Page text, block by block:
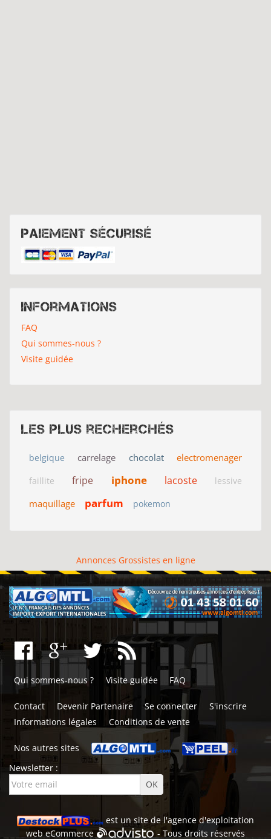
Paiement sécurisé
Informations
FAQ
Qui sommes-nous ?
Visite guidée
Les plus recherchés
belgique carrelage chocolat electromenager
faillite fripe iphone lacoste lessive
maquillage parfum pokemon
Annonces Grossistes en ligne
Qui sommes-nous ? Visite guidée FAQ
Contact Devenir Partenaire Se connecter
S'inscrire
Informations légales
Conditions de vente
Nos autres sites
Newsletter :
est un site de l'agence d'exploitation
webeCommerce - Tous droits réservés